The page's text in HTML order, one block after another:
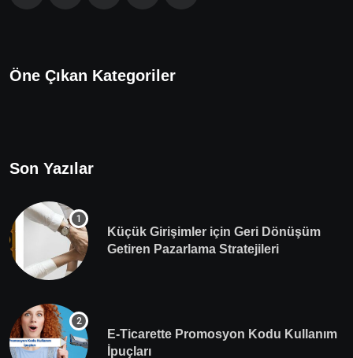
Öne Çıkan Kategoriler
Son Yazılar
Küçük Girişimler için Geri Dönüşüm
Getiren Pazarlama Stratejileri
E-Ticarette Promosyon Kodu Kullanım
İpuçları